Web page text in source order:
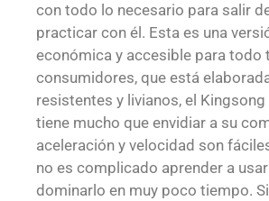
con todo lo necesario para salir
practicar con él. Esta es una
económica y accesible para todo
consumidores, que está
resistentes y livianos, el Kingsong
tiene mucho que envidiar a su
aceleración y velocidad son
no es complicado aprender a
dominarlo en muy poco tiempo.